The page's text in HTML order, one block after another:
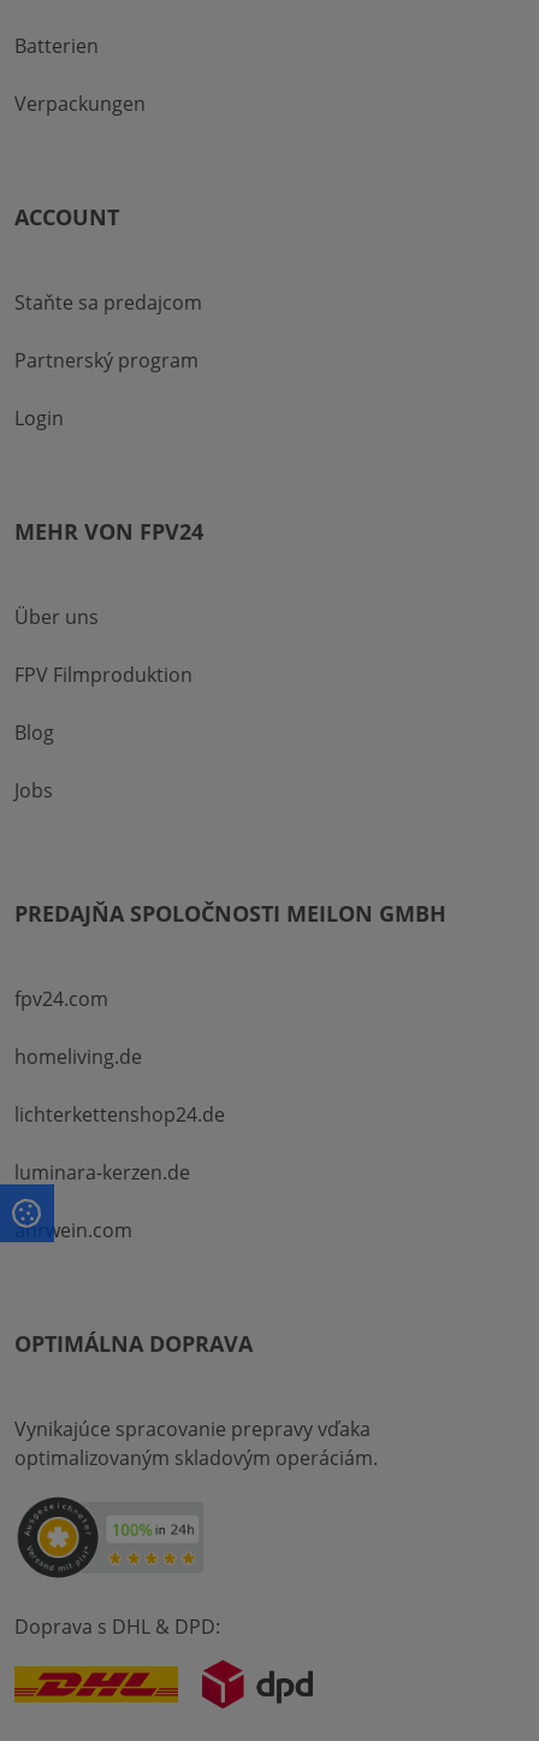
Batterien
Verpackungen
ACCOUNT
Staňte sa predajcom
Partnerský program
Login
MEHR VON FPV24
Über uns
FPV Filmproduktion
Blog
Jobs
PREDAJŇA SPOLOČNOSTI MEILON GMBH
fpv24.com
homeliving.de
lichterkettenshop24.de
luminara-kerzen.de
ahrwein.com
OPTIMÁLNA DOPRAVA
Vynikajúce spracovanie prepravy vďaka
optimalizovaným skladovým operáciám.
Doprava s DHL & DPD: